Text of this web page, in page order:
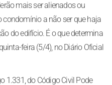
mais ser alienados ou
a não ser que haja
do edifício. É o que determina
feira (5/4), no Diário Oficial
1.331, do Código Civil Pode